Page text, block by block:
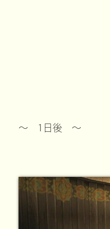
～ 1日後 ～